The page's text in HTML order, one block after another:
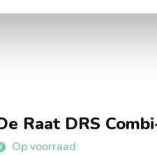
Raat DRS
Op voorraad